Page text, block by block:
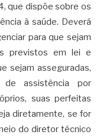
que dispõe sobre os
à saúde. Deverá
para que sejam
previstos em lei e
sejam asseguradas,
de assistência por
suas perfeitas
diretamente, se for
do diretor técnico